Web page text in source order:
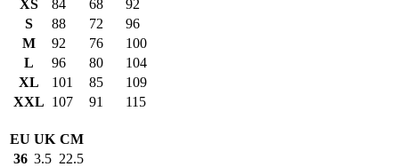
XS
84 68
92
S
88 72
96
M
92 76
100
L
96 80
104
XL
101 85
109
XXL 107 91 115
EU UK CM
36 3.5 22.5